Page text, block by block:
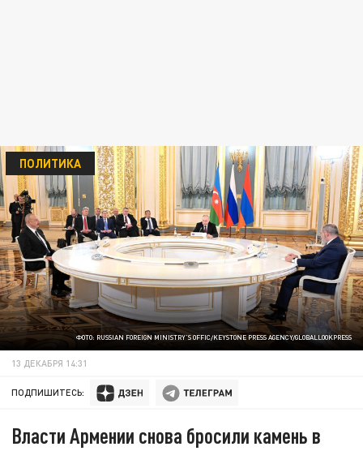
ФОТО: RUSSIAN FOREIGN MINISTRY'S OFFIC/KEYSTONE PRESS AGENCY/GLOBALLOOKPRESS
ПОЛИТИКА
13 ДЕКАБРЯ 14:31
ПОДПИШИТЕСЬ:
Власти Армении снова бросили камень в